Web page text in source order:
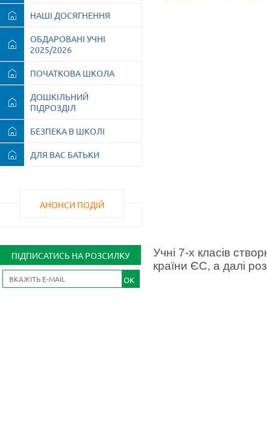
НАШІ ДОСЯГНЕННЯ
ОБДАРОВАНІ УЧНІ
2025/2026
ПОЧАТКОВА ШКОЛА
ДОШКІЛЬНИЙ
ПІДРОЗДІЛ
БЕЗПЕКА В ШКОЛІ
ДЛЯ ВАС БАТЬКИ
АНОНСИ ПОДІЙ
ПІДПИСАТИСЬ НА РОЗСИЛКУ
OK
Учні 7-х класів
країни ЄС, а далі